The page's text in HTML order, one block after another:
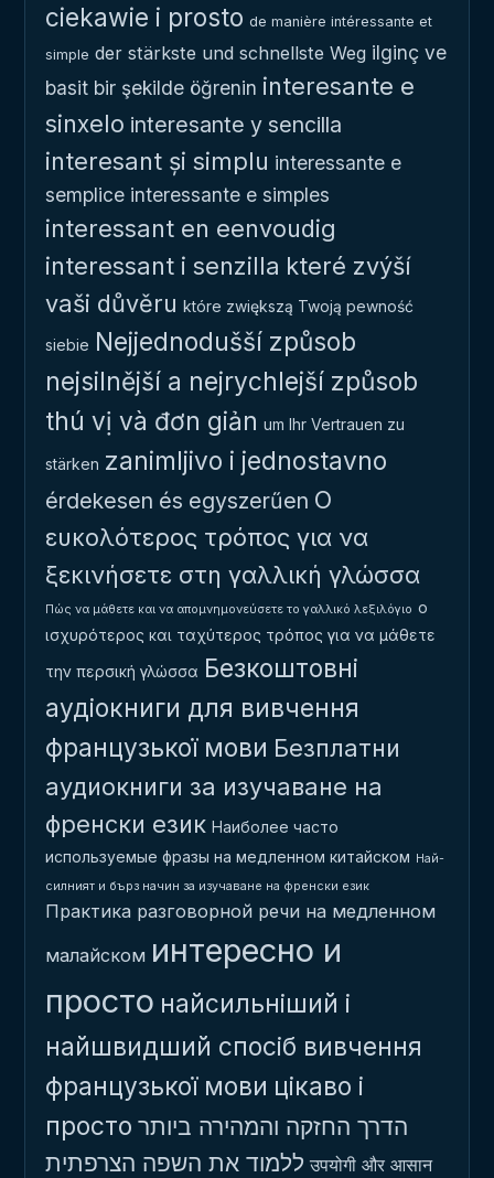
ciekawie i prosto de manière intéressante et
simple der stärkste und schnellste Weg ilginç ve
basit bir şekilde öğrenin interesante e
sinxelo interesante y sencilla
interesant și simplu interessante e
semplice interessante e simples
interessant en eenvoudig
interessant i senzilla které zvýší
vaši důvěru które zwiększą Twoją pewność
siebie Nejjednodušší způsob
nejsilnější a nejrychlejší způsob
thú vị và đơn giản um Ihr Vertrauen zu
stärken zanimljivo i jednostavno
érdekesen és egyszerűen Ο
ευκολότερος τρόπος για να
ξεκινήσετε στη γαλλική γλώσσα
Πώς να μάθετε και να απομνημονεύσετε το γαλλικό λεξιλόγιο ο
ισχυρότερος και ταχύτερος τρόπος για να μάθετε
την περσική γλώσσα Безкоштовні
аудіокниги для вивчення
французької мови Безплатни
аудиокниги за изучаване на
френски език Наиболее часто
используемые фразы на медленном китайском Най-
силният и бърз начин за изучаване на френски език
Практика разговорной речи на медленном
малайском интересно и
просто найсильніший і
найшвидший спосіб вивчення
французької мови цікаво і
просто הדרך החזקה והמהירה ביותר
ללמוד את השפה הצרפתית उपयोगी और आसान